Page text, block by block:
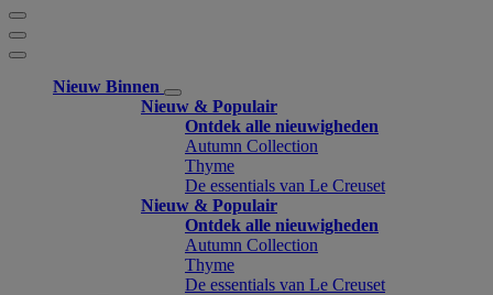
Nieuw Binnen
Nieuw & Populair
Ontdek alle nieuwigheden
Autumn Collection
Thyme
De essentials van Le Creuset
Nieuw & Populair
Ontdek alle nieuwigheden
Autumn Collection
Thyme
De essentials van Le Creuset